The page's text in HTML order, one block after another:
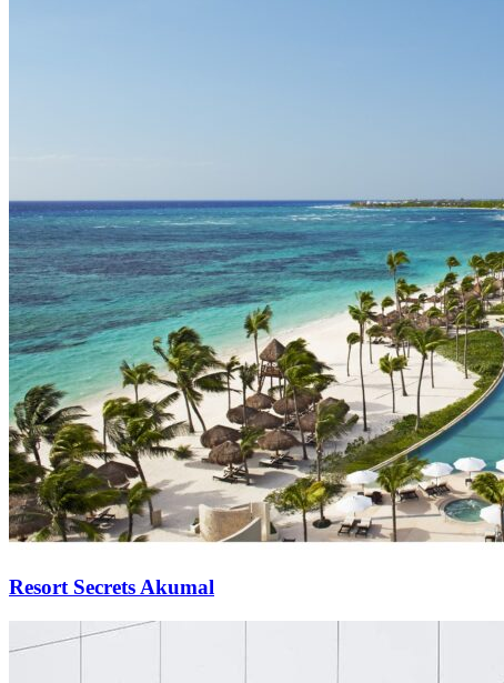
Resort Secrets Akumal